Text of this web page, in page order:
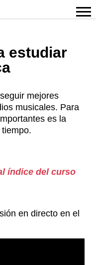
estudiar
mejores
musicales. Para
es la
índice del curso
en directo en el